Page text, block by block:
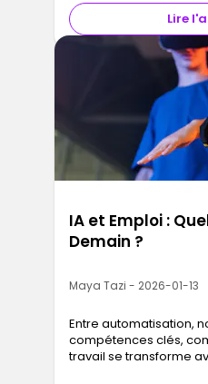
Lire
IA et Emploi :
Demain ?
Maya Tazi - 2026-01-13
Entre automatisation,
compétences clés,
travail se transforme